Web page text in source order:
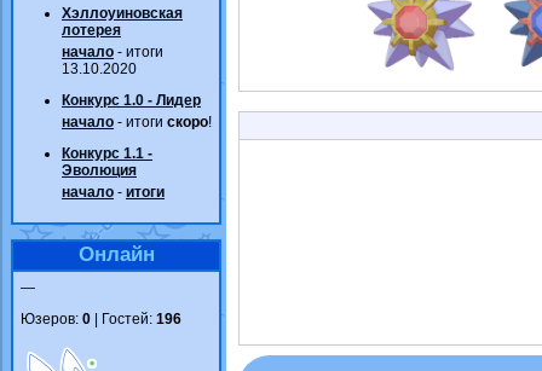
Хэллоуиновская
лотерея
начало - итоги
13.10.2020
Конкурс 1.0 - Лидер
начало - итоги скоро!
Конкурс 1.1 -
Эволюция
начало - итоги
Онлайн
—
Юзеров: 0 | Гостей: 196